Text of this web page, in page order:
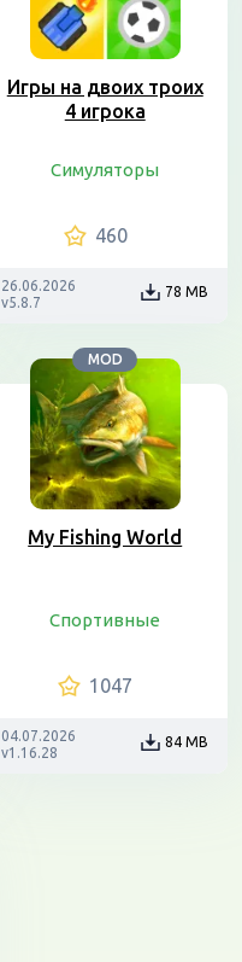
Игры на двоих троих
4 игрока
Симуляторы
460
26.06.2026
v5.8.7
78 MB
MOD
My Fishing World
Спортивные
1047
04.07.2026
v1.16.28
84 MB